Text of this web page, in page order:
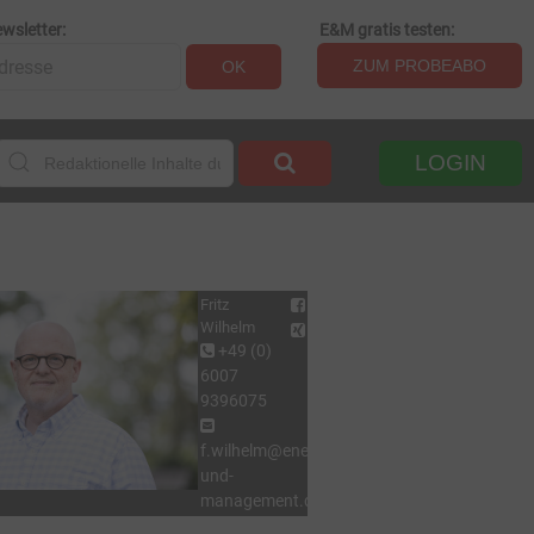
OK
E&M gratis testen:
ZUM PROBEABO
LOGIN
Fritz
Wilhelm
+49 (0)
6007
9396075
f.wilhelm@energie-
und-
management.de